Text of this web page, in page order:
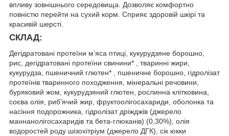
впливу зовнішнього середовища. Дозволяє комфортно
повністю перейти на сухий корм. Сприяє здоровій шкірі та
красивій шерсті.
СКЛАД:
Дегідратовані протеїни м’яса птиці, кукурудзяне борошно,
рис, дегідратовані протеїни свинини* , тваринні жири,
кукурудза, пшеничний глютен* , пшеничне борошно, гідролізат
протеїнів тваринного походження, мінеральні речовини,
буряковий жом, кукурудзяний глютен, рослинна клітковина,
соєва олія, риб’ячий жир, фруктоолiгосахариди, оболонка та
насіння подорожника, гідролізат дріжджів (джерело
маннанолігосахаридів та бета-глюканів) (0,30%), олія
водоростей роду шізохітріум (джерело ДГК), cік юкки